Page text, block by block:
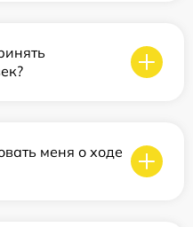
меня о ходе